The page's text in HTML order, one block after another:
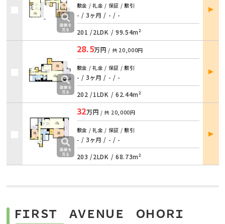
敷金 / 礼金 / 保証 / 敷引
- / 3ヶ月 / - / -
201 /2LDK / 99.54m²
部屋
詳細
28.5万円 / 共 20,000円
敷金 / 礼金 / 保証 / 敷引
- / 3ヶ月 / - / -
202 /1LDK / 62.44m²
部屋
詳細
32万円 / 共 20,000円
敷金 / 礼金 / 保証 / 敷引
- / 3ヶ月 / - / -
203 /2LDK / 68.73m²
部屋
詳細
ＦＩＲＳＴ ＡＶＥＮＵＥ ＯＨＯＲＩ